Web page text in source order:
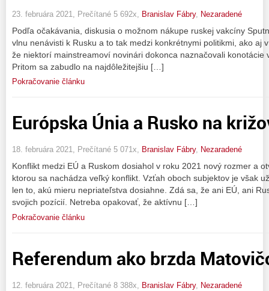
23. februára 2021, Prečítané 5 692x, Branislav Fábry, Nezaradené
Podľa očakávania, diskusia o možnom nákupe ruskej vakcíny
vlnu nenávisti k Rusku a to tak medzi konkrétnymi politikmi, ako aj
že niektorí mainstreamoví novinári dokonca naznačovali konotácie
Pritom sa zabudlo na najdôležitejšiu […]
Pokračovanie článku
Európska Únia a Rusko na
18. februára 2021, Prečítané 5 071x, Branislav Fábry, Nezaradené
Konflikt medzi EÚ a Ruskom dosiahol v roku 2021 nový rozmer a
ktorou sa nachádza veľký konflikt. Vzťah oboch subjektov je však
len to, akú mieru nepriateľstva dosiahne. Zdá sa, že ani EÚ, ani
svojich pozícií. Netreba opakovať, že aktívnu […]
Pokračovanie článku
Referendum ako brzda
12. februára 2021, Prečítané 8 388x, Branislav Fábry, Nezaradené